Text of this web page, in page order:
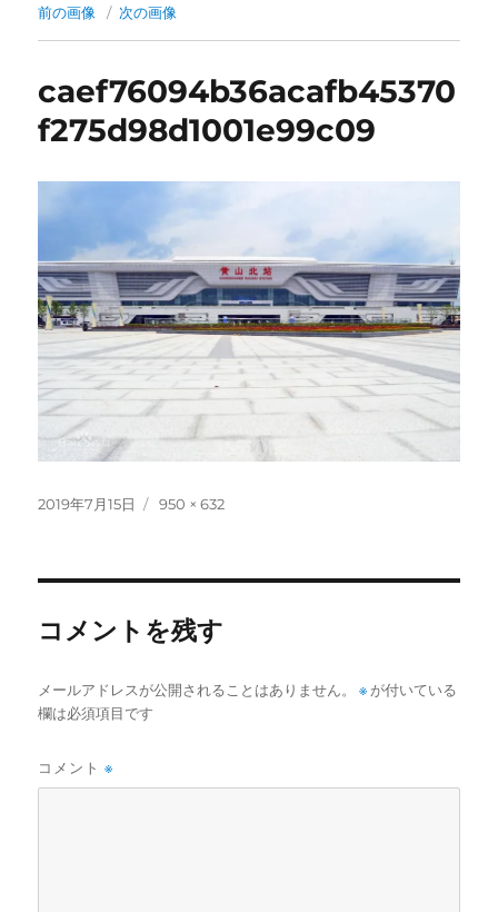
前の画像 次の画像
caef76094b36acafb45370
f275d98d1001e99c09
投
2019年7月15日
フ
950 × 632
コメントを残す
メールアドレスが公開されることはありません。 ※ が付いている
欄は必須項目です
コメント※